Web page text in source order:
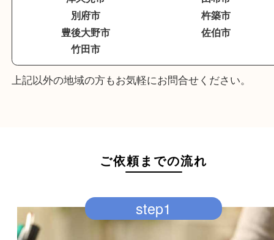
大分市
臼杵市
津久見市
別府市
杵築市
ご依頼までの流れ